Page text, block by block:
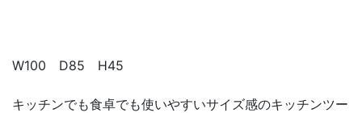
W100 D85 H45
キッチンでも食卓でも使いやすいサイズ感のキッチンツー